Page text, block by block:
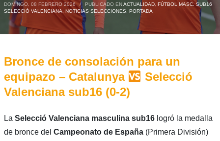
DOMINGO, 08 FEBRERO 2026 / PUBLICADO EN ACTUALIDAD, FÚTBOL MASC. SUB16
SELECCIÓ VALENCIANA, NOTICIAS SELECCIONES, PORTADA
Bronce de consolación para un
equipazo – Catalunya
Selecció
Valenciana sub16 (0-2)
La Selecció Valenciana masculina sub16logró la medalla
de bronce del Campeonato de España(Primera División)